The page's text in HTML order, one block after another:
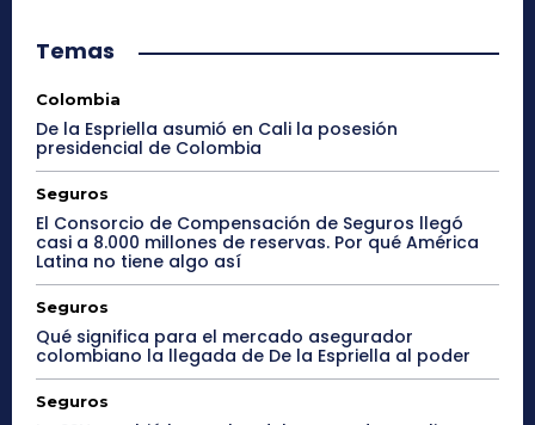
Temas
Colombia
De la Espriella asumió en Cali la posesión
presidencial de Colombia
Seguros
El Consorcio de Compensación de Seguros llegó
casi a 8.000 millones de reservas. Por qué América
Latina no tiene algo así
Seguros
Qué significa para el mercado asegurador
colombiano la llegada de De la Espriella al poder
Seguros